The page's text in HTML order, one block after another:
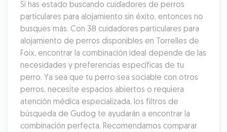
Si has estado buscando cuidadores de perros
particulares para alojamiento sin éxito, entonces no
busques más. Con 38 cuidadores particulares para
alojamiento de perros disponibles en Torrelles de
Foix, encontrar la combinación ideal depende de las
necesidades y preferencias específicas de tu
perro. Ya sea que tu perro sea sociable con otros
perros, necesite espacios abiertos o requiera
atención médica especializada, los filtros de
búsqueda de Gudog te ayudarán a encontrar la
combinación perfecta. Recomendamos comparar